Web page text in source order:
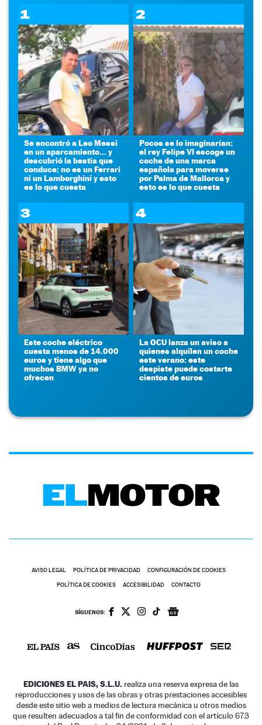
1
Se encontró a Leo Messi
en un aparcamiento... y
descubrió la bestia que
conduce: no es un Ferrari
ni un Lamborghini y esto
es lo que cuesta
2
Pocos se lo imaginarían:
el rey Felipe VI escoge un
coche de una marca
española para moverse
por Palma de Mallorca y
esto es lo que cuesta
3
Este coche eléctrico
cuesta menos de 14.000
euros y tiene algo que
muchos BMW ya no
ofrecen
4
La OCU lanza un aviso a
quienes alquilen un coche
este verano: este
despiste puede costarte
cientos de euros
AVISO LEGAL POLÍTICA DE PRIVACIDAD CONFIGURACIÓN DE COOKIES
POLÍTICA DE COOKIES ACCESIBILIDAD CONTACTO
SÍGUENOS:
EDICIONES EL PAIS, S.L.U. realiza una reserva expresa de las
reproducciones y usos de las obras y otras prestaciones accesibles
desde este sitio web a medios de lectura mecánica u otros medios
que resulten adecuados a tal fin de conformidad con el artículo 67.3